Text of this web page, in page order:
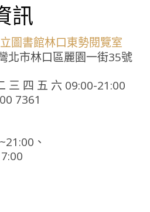
訊
圖書館林口東勢閱覽室
北市林口區麗園一街35號
三 四 五 六 09:00-21:00
7361
、